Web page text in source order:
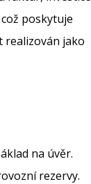
poskytuje
realizován jako
na úvěr.
rezervy.